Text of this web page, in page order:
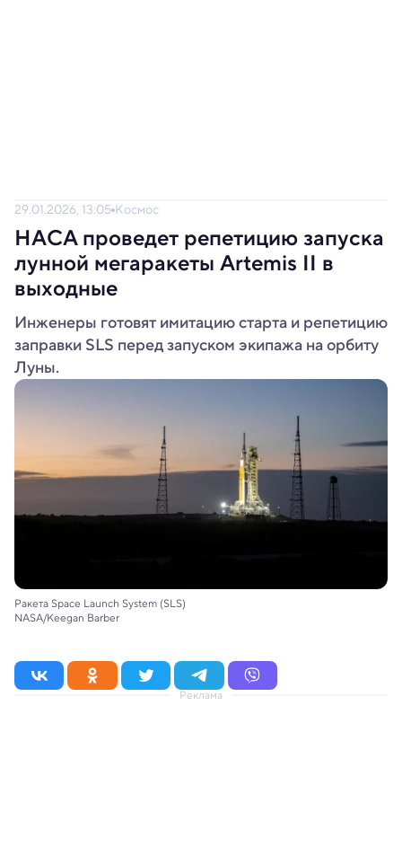
29.01.2026, 13:05 Космос
НАСА проведет репетицию запуска
лунной мегаракеты Artemis II в
выходные
Инженеры готовят имитацию старта и репетицию
заправки SLS перед запуском экипажа на орбиту
Луны.
Ракета Space Launch System (SLS)
NASA/Keegan Barber
Реклама